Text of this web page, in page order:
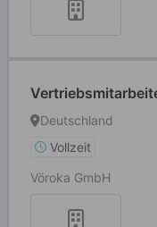
Deutschland
Vollzeit
Vöroka GmbH